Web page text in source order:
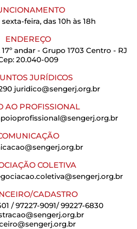
feira, das 10h às 18h
ENDEREÇO
andar - Grupo 1703 Centro - RJ
20.040-009
JURÍDICOS
juridico@sengerj.org.br
AO PROFISSIONAL
COLETIVA
CADASTRO
/ 97227-9091/ 99227-6830